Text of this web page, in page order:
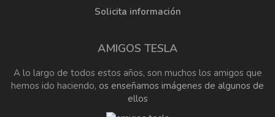
Solicita información
AMIGOS TESLA
A lo largo de todos estos años, son muchos los amigos que
hemos ido haciendo, os enseñamos imágenes de algunos de
ellos